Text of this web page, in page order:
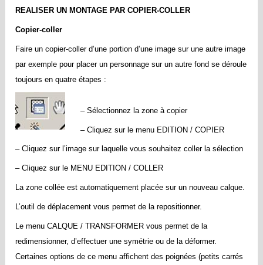
REALISER UN MONTAGE PAR COPIER-COLLER
Copier-coller
Faire un copier-coller d’une portion d’une image sur une autre image
par exemple pour placer un personnage sur un autre fond se déroule
toujours en quatre étapes :
– Sélectionnez la zone à copier
– Cliquez sur le menu EDITION / COPIER
– Cliquez sur l’image sur laquelle vous souhaitez coller la sélection
– Cliquez sur le MENU EDITION / COLLER
La zone collée est automatiquement placée sur un nouveau calque.
L’outil de déplacement vous permet de la repositionner.
Le menu CALQUE / TRANSFORMER vous permet de la
redimensionner, d’effectuer une symétrie ou de la déformer.
Certaines options de ce menu affichent des poignées (petits carrés